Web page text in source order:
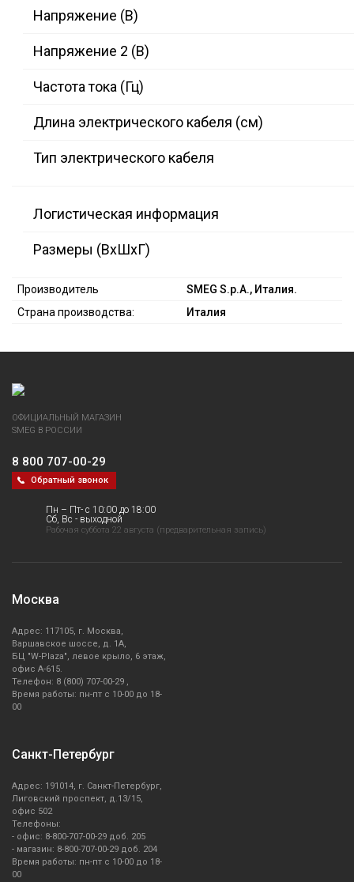
Напряжение (В)
Напряжение 2 (В)
Частота тока (Гц)
Длина электрического кабеля (см)
Тип электрического кабеля
Логистическая информация
Размеры (ВxШxГ)
Производитель
SMEG S.p.A., Италия.
Страна производства:
Италия
ОФИЦИАЛЬНЫЙ МАГАЗИН
SMEG В РОССИИ
8 800 707-00-29
Обратный звонок
Пн – Пт- с 10:00 до 18:00
Сб, Вс - выходной
Рабочая суббота 22 августа (предварительная запись)
Москва
Адрес: 117105, г. Москва,
Варшавское шоссе, д. 1А,
БЦ "W-Plaza", левое крыло, 6 этаж,
офис А-615.
Телефон: 8 (800) 707-00-29 ,
Время работы: пн-пт с 10-00 до 18-
00
Санкт-Петербург
Адрес: 191014, г. Санкт-Петербург,
Лиговский проспект, д.13/15,
офис 502
Телефоны:
- офис: 8-800-707-00-29 доб. 205
- магазин: 8-800-707-00-29 доб. 204
Время работы: пн-пт с 10-00 до 18-
00